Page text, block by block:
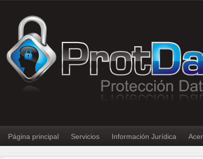
Página principal Servicios Información Jurídica